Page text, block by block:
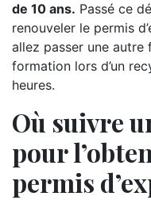
de 10 ans. Passé ce
renouveler le permis
allez passer une autre
formation lors d’un
heures.
Où suivre
pour
permis